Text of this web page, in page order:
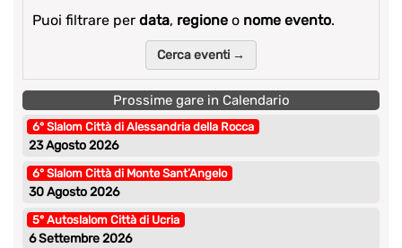
Puoi filtrare per data, regione o nome evento.
Cerca eventi →
Prossime gare in Calendario
6° Slalom Città di Alessandria della Rocca
23 Agosto 2026
6° Slalom Città di Monte Sant’Angelo
30 Agosto 2026
5° Autoslalom Città di Ucria
6 Settembre 2026